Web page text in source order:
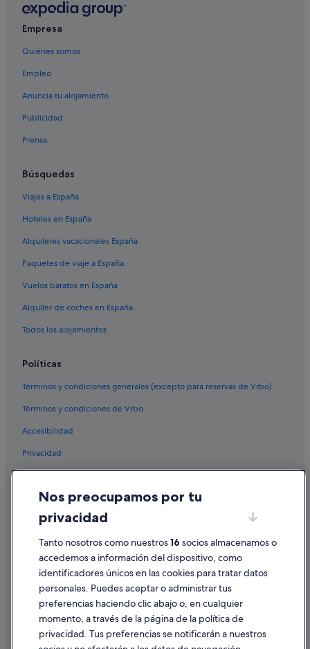
Hoteles con wifi en La Ciotat
Cruceros en Cassis
Hoteles con casino en Cassis
Campings de caravanas en La Ciotat
La Penne-sur-Huveaune hoteles
Hoteles con piscina en Cassis
La Ciotat hoteles
Campings de caravanas en Cassis
Empresa
Quiénes somos
Empleo
Anuncia tu alojamiento
Publicidad
Prensa
Búsquedas
Viajes a España
Hoteles en España
Alquileres vacacionales España
Paquetes de viaje a España
Vuelos baratos en España
Alquiler de coches en España
Todos los alojamientos
Políticas
Términos y condiciones generales (excepto para reservas de Vrbo)
Términos y condiciones de Vrbo
Accesibilidad
Privacidad
Cookies
Condiciones de uso
Información legal/contacto
Pautas sobre el contenido y cómo denunciar contenido
Ayuda
Cancelar un vuelo
Cancelar una reserva de hotel o de un alquiler vacacional
Nos preocupamos por tu
privacidad
Tanto nosotros como nuestros16 socios almacenamos o
accedemos a información del dispositivo, como
identificadores únicos en las cookies para tratar datos
personales. Puedes aceptar o administrar tus
preferencias haciendo clic abajo o, en cualquier
momento, a través de la página de la política de
privacidad. Tus preferencias se notificarán a nuestros